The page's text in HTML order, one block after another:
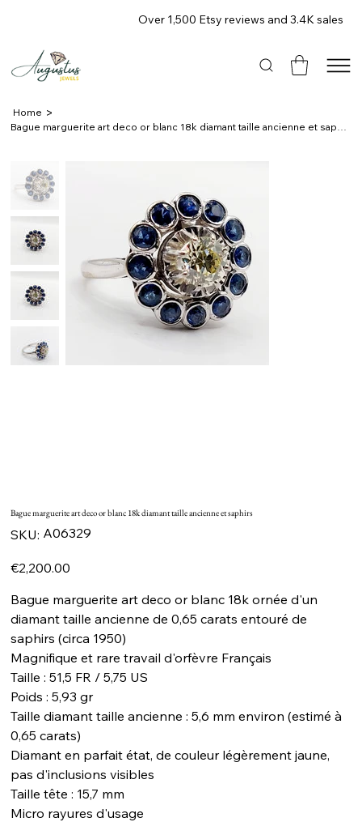
Over 1,500 Etsy reviews and 3.4K sales
Home >
Bague marguerite art deco or blanc 18k diamant taille ancienne et saphirs
Bague marguerite art deco or blanc 18k diamant taille ancienne et saphirs
SKU:
SKU
A06329
A06329
€2,200.00
Bague marguerite art deco or blanc 18k ornée d'un
diamant taille ancienne de 0,65 carats entouré de
saphirs (circa 1950)
Magnifique et rare travail d'orfèvre Français
Taille : 51,5 FR / 5,75 US
Poids : 5,93 gr
Taille diamant taille ancienne : 5,6 mm environ (estimé à
0,65 carats)
Diamant en parfait état, de couleur légèrement jaune,
pas d'inclusions visibles
Taille tête : 15,7 mm
Micro rayures d'usage